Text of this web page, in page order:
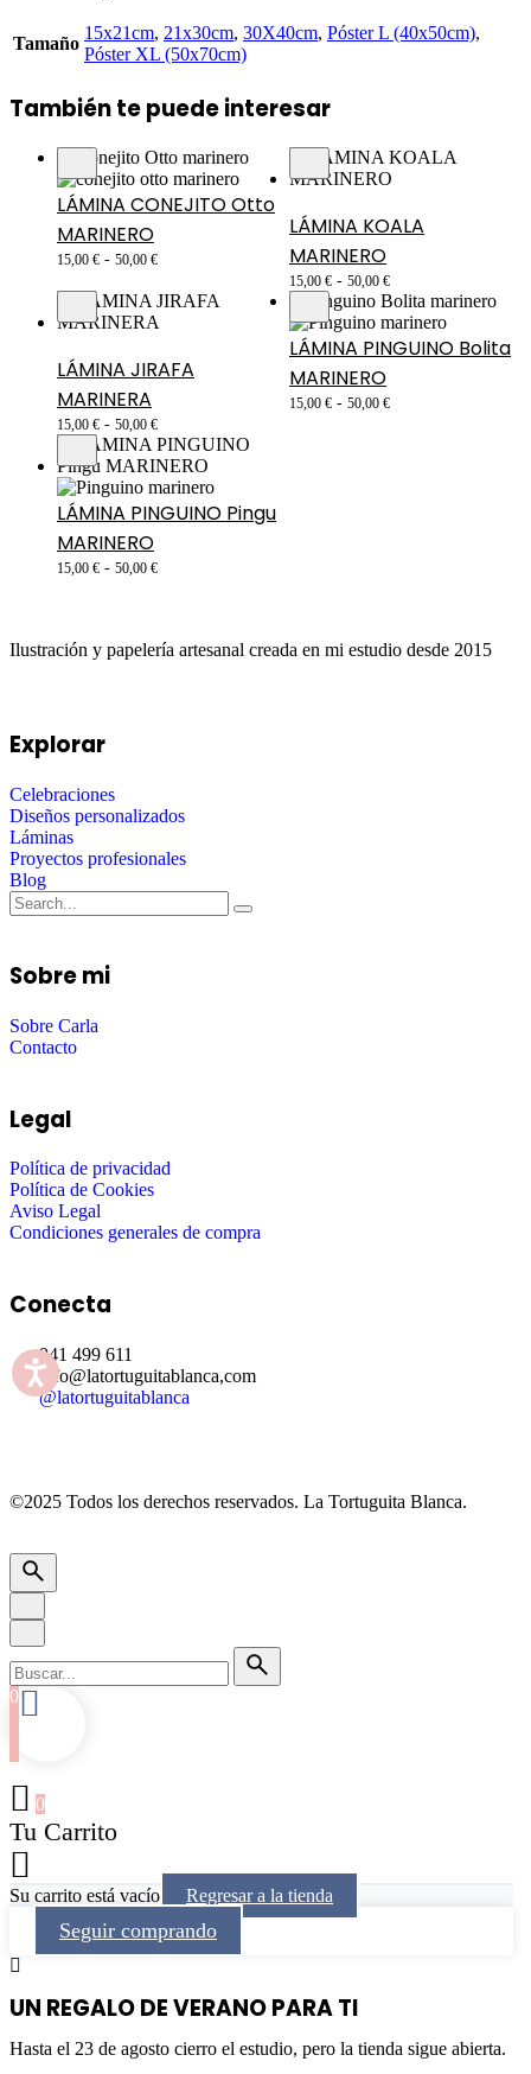
Tamaño
15x21cm, 21x30cm, 30X40cm, Póster L (40x50cm),
Póster XL (50x70cm)
También te puede interesar
LÁMINA CONEJITO Otto
MARINERO
15,00 € - 50,00 €
LÁMINA KOALA
MARINERO
15,00 € - 50,00 €
LÁMINA JIRAFA
MARINERA
15,00 € - 50,00 €
LÁMINA PINGUINO Bolita
MARINERO
15,00 € - 50,00 €
LÁMINA PINGUINO Pingu
MARINERO
15,00 € - 50,00 €
Ilustración y papelería artesanal creada en mi estudio desde 2015
Explorar
Celebraciones
Diseños personalizados
Láminas
Proyectos profesionales
Blog
Sobre mi
Sobre Carla
Contacto
Legal
Política de privacidad
Política de Cookies
Aviso Legal
Condiciones generales de compra
Conecta
941 499 611
info@latortuguitablanca,com
@latortuguitablanca
©2025 Todos los derechos reservados. La Tortuguita Blanca.
0
0
Tu Carrito
Su carrito está vacío Regresar a la tienda
Seguir comprando
UN REGALO DE VERANO PARA TI
Hasta el 23 de agosto cierro el estudio, pero la tienda sigue abierta.